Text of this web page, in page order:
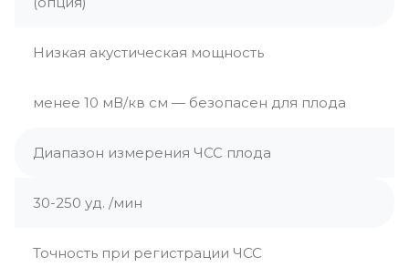
Низкая акустическая мощность
менее 10 мВ/кв см — безопасен для плода
Диапазон измерения ЧСС плода
30-250 уд. /мин
Точность при регистрации ЧСС